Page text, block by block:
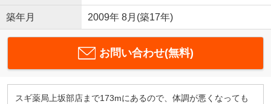
築年月 2009年 8月(築17年)
お問い合わせ(無料)
スギ薬局上坂部店まで173mにあるので、体調が悪くなっても